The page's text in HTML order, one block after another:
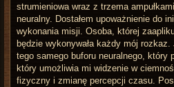
strumieniowa wraz z trzema
neuralny. Dostałem upoważnienie do
wykonania misji. Osoba, której
będzie wykonywała każdy mój
tego samego buforu neuralnego, który
który umożliwia mi widzenie w
fizyczny i zmianę percepcji czasu.